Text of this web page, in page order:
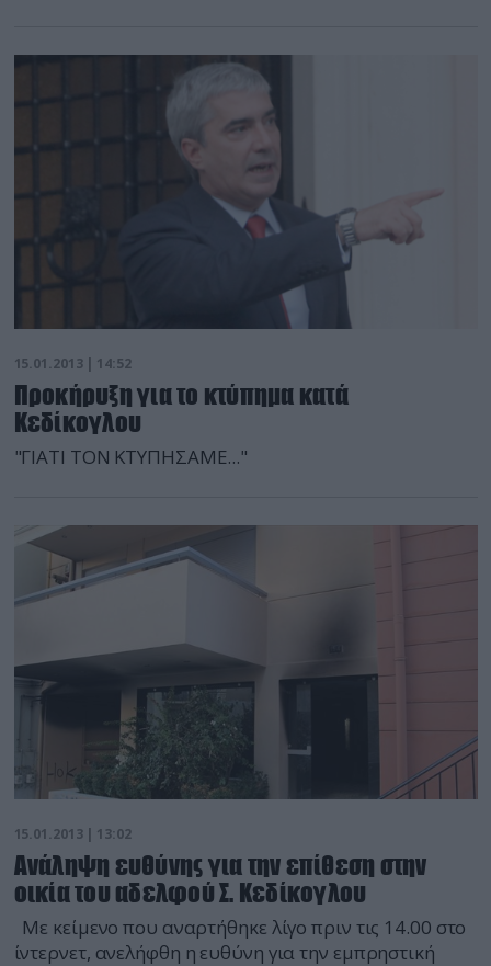
μεσημέρι και εντός της ημέρας αναμένεται επίσημη
ανακοίνωση σχετικά με τις έρευνες που διεξήχθησαν
15.01.2013 | 14:52
Προκήρυξη για το κτύπημα κατά
Κεδίκογλου
"ΓΙΑΤΙ ΤΟΝ ΚΤΥΠΗΣΑΜΕ..."
15.01.2013 | 13:02
Ανάληψη ευθύνης για την επίθεση στην
οικία του αδελφού Σ. Κεδίκογλου
Με κείμενο που αναρτήθηκε λίγο πριν τις 14.00 στο
ίντερνετ, ανελήφθη η ευθύνη για την εμπρηστική